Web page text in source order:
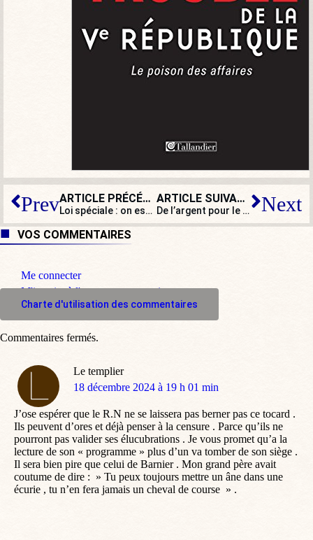
Prev ARTICLE PRÉCÉDENT
Loi spéciale : on est rassuré, Ursula aura son chèque au Nouvel An !
ARTICLE SUIVANT
De l’argent pour le monde entier… sauf pour Mayotte ! Next
VOS COMMENTAIRES
Me connecter
M'inscrire à l'espace commentaire
Charte d'utilisation des commentaires
Le templier
dit
18 décembre 2024 à 19 h 01 min
J’ose espérer que le R.N ne se laissera pas berner pas ce tocard .
Ils peuvent d’ores et déjà penser à la censure . Parce qu’ils ne
pourront pas valider ses élucubrations . Je vous promet qu’a la
lecture de son « programme » plus d’un va tomber de son siège .
Il sera bien pire que celui de Barnier . Mon grand père avait
coutume de dire : » Tu peux toujours mettre un âne dans une
écurie , tu n’en fera jamais un cheval de course » .
Commentaires fermés.